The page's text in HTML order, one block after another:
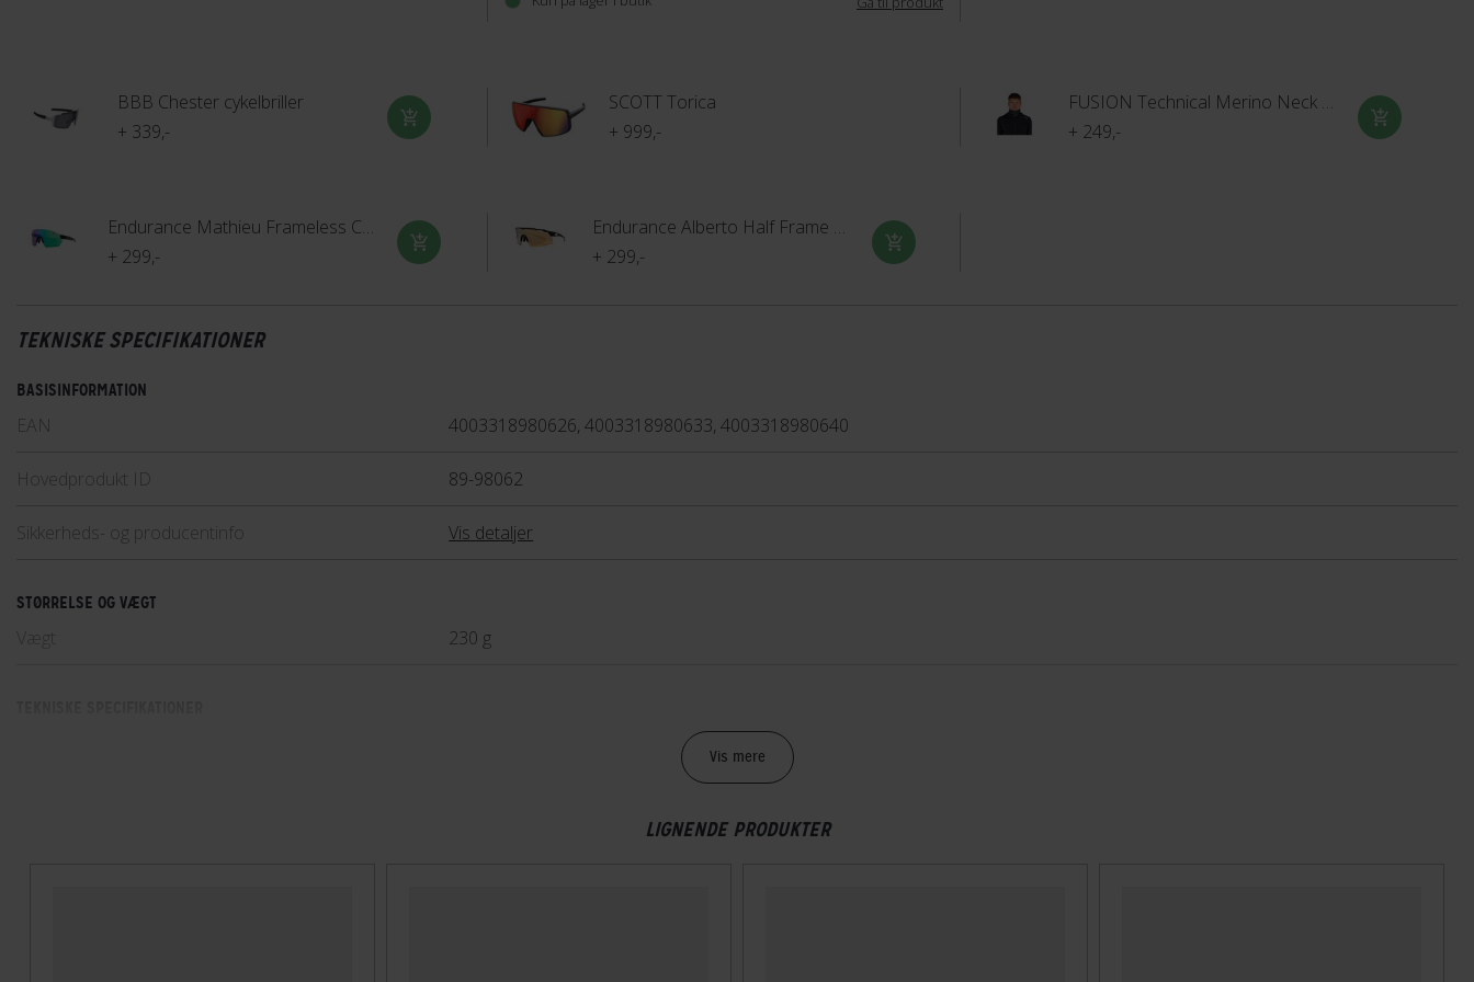
BBB Chester cykelbriller
+ 339,-
SCOTT Torica
+ 999,-
FUSION Technical Merino Neck Gaiter
+ 249,-
Endurance Mathieu Frameless Cykelbriller
+ 299,-
Endurance Alberto Half Frame Cykelbriller
+ 299,-
TEKNISKE SPECIFIKATIONER
BASISINFORMATION
EAN 4003318980626, 4003318980633, 4003318980640
Hovedprodukt ID 89-98062
Sikkerheds- og producentinfo Vis detaljer
STØRRELSE OG VÆGT
Vægt 230 g
Vis mere
LIGNENDE PRODUKTER